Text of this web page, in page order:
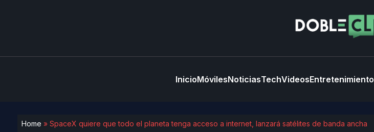
InicioMóvilesNoticiasTechVideosEntretenimiento
Home » SpaceX quiere que todo el planeta tenga acceso a internet, lanzará satélites de banda ancha